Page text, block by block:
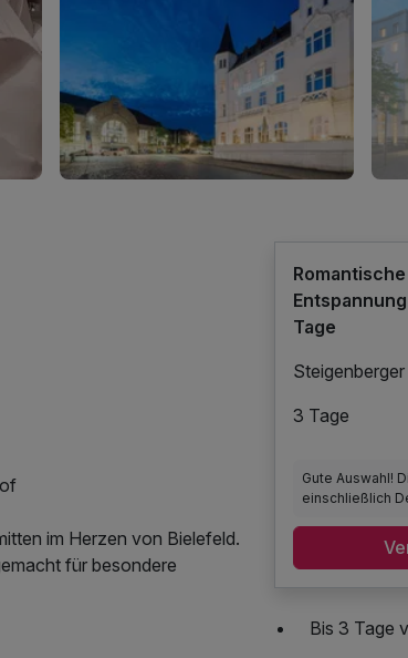
im Herzen von Bielefeld.
für besondere
Entspannung im Ishara
Tage
3 Tage
Gute Auswahl!
einschließlich
Bis 3 Tage